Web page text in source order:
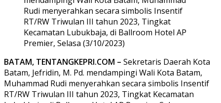
Rudi menyerahkan secara simbolis Insentif
RT/RW Triwulan III tahun 2023, Tingkat
Kecamatan Lubukbaja, di Ballroom Hotel AP
Premier, Selasa (3/10/2023)
BATAM, TENTANGKEPRI.COM – Sekretaris Daerah Kota
Batam, Jefridin, M. Pd. mendampingi Wali Kota Batam,
Muhammad Rudi menyerahkan secara simbolis Insentif
RT/RW Triwulan III tahun 2023, Tingkat Kecamatan